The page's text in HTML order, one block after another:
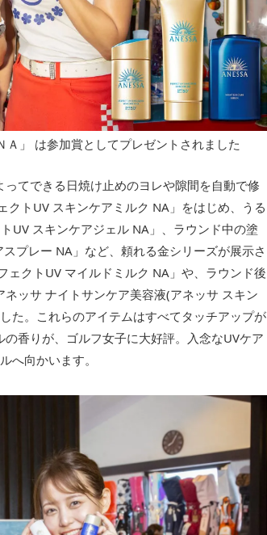
Ａ」 は参加賞としてプレゼントされました
てできる日焼け止めのヨレや隙間を自動で修
トUV スキンケアミルク NA」をはじめ、うる
UV スキンケアジェル NA」、ラウンド中の塗
プレー NA」など、頼れる金シリーズが展示さ
クトUV マイルドミルク NA」や、ラウンド後
ッサ ナイトサンケア美容液(アネッサ スキン
た。これらのアイテムはすべてタッチアップが
香りが、ゴルフ女子に大好評。入念なUVケア
向かいます。